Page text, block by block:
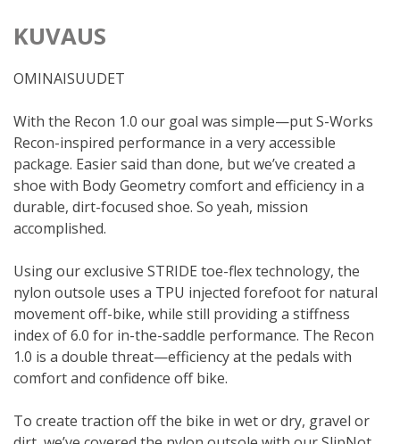
KUVAUS
OMINAISUUDET
With the Recon 1.0 our goal was simple—put S-Works
Recon-inspired performance in a very accessible
package. Easier said than done, but we’ve created a
shoe with Body Geometry comfort and efficiency in a
durable, dirt-focused shoe. So yeah, mission
accomplished.
Using our exclusive STRIDE toe-flex technology, the
nylon outsole uses a TPU injected forefoot for natural
movement off-bike, while still providing a stiffness
index of 6.0 for in-the-saddle performance. The Recon
1.0 is a double threat—efficiency at the pedals with
comfort and confidence off bike.
To create traction off the bike in wet or dry, gravel or